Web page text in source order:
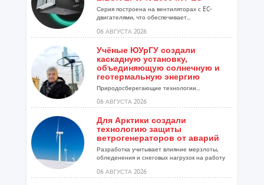
Серия построена на вентиляторах с EC-
двигателями, что обеспечивает...
06 АВГУСТА 2026
Учёные ЮУрГУ создали
каскадную установку,
объединяющую солнечную и
геотермальную энергию
Природосберегающие технологии...
06 АВГУСТА 2026
Для Арктики создали
технологию защиты
ветрогенераторов от аварий
Разработка учитывает влияние мерзлоты,
обледенения и снеговых нагрузок на работу
06 АВГУСТА 2026